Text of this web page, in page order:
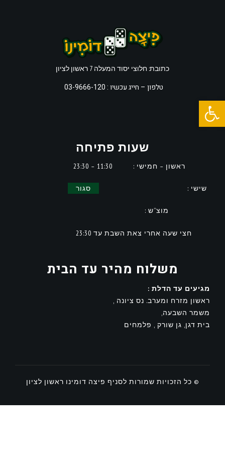
פתח סרגל נגישות
כתובת: חלוצי יסוד המעלה 7 ראשון לציון
טלפון – חייג עכשיו : 03-9666-120
שעות פתיחה
ראשון – חמישי : 11:30 – 23:30
שישי : סגור
מוצ”ש :
חצי שעה אחרי צאת השבת עד 23:30
משלוח מהיר עד הבית
מגיעים עד הדלת :
ראשון מזרח ומערב. נס ציונה ,
משמר השבעה,
בית דגן, גן שורק , פלמחים
© כל הזכויות שמורות לסניף פיצה דומינו ראשון לציון